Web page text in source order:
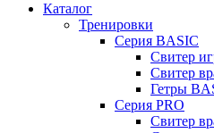
Каталог
Тренировки
Серия BASIC
Свитер
Свитер
Гетры
Серия PRO
Свитер